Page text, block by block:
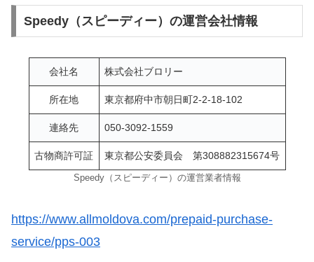
Speedy（スピーディー）の運営会社情報
会社名 株式会社ブロリー
所在地 東京都府中市朝日町2-2-18-102
連絡先 050-3092-1559
古物商許可証 東京都公安委員会 第308882315674号
Speedy（スピーディー）の運営業者情報
https://www.allmoldova.com/prepaid-purchase-
service/pps-003